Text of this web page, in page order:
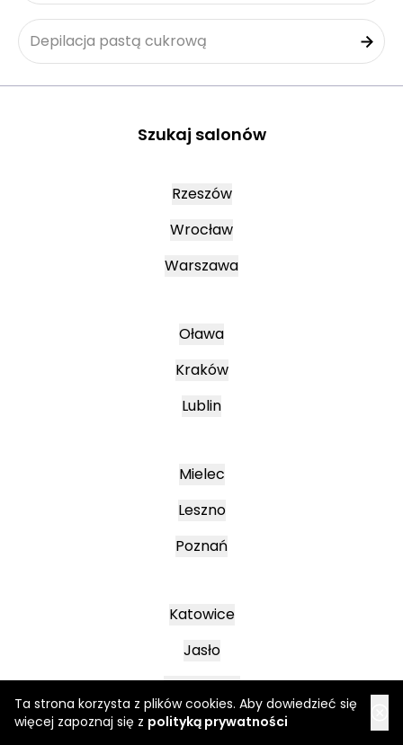
Ta strona korzysta z plików cookies. Aby dowiedzieć się
więcej zapoznaj się z polityką prywatności
Depilacja pastą cukrową
Szukaj salonów
Rzeszów
Wrocław
Warszawa
Oława
Kraków
Lublin
Mielec
Leszno
Poznań
Katowice
Jasło
Wałbrzych